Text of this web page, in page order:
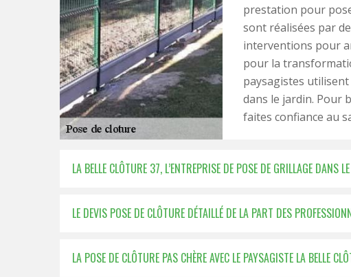
prestation pour
sont réalisées par
interventions pour
pour la
paysagistes
dans le jardin. Pour
faites confiance au
LA BELLE CLÔTURE 37, L’ENTREPRISE DE POSE DE GRILLAGE DANS
LE DEVIS POSE DE CLÔTURE DÉTAILLÉ DE LA PART DES
LA POSE DE CLÔTURE PAS CHÈRE AVEC LE PAYSAGISTE LA BELLE